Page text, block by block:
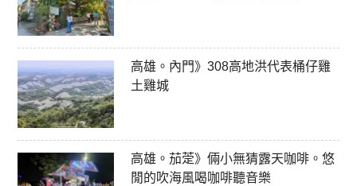
高雄。內門》308高地洪代表桶仔雞
土雞城
高雄。茄萣》倆小無猜露天咖啡。悠
閒的吹海風喝咖啡聽音樂